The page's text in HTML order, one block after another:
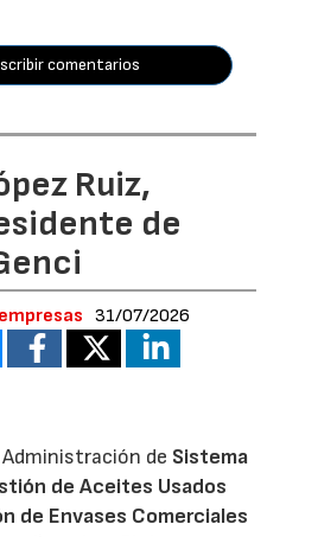
comentarios
Ruiz,
de
31/07/2026
de Sistema
de Aceites Usados
de Envases Comerciales